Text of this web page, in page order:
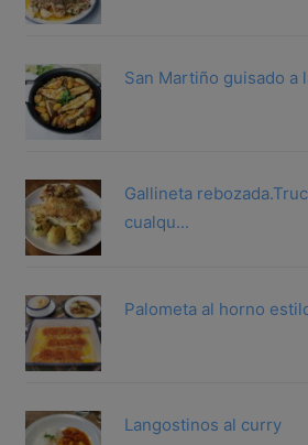
San Martiño guisado a
Gallineta
cualqu...
Palometa al horno
Langostinos al curry